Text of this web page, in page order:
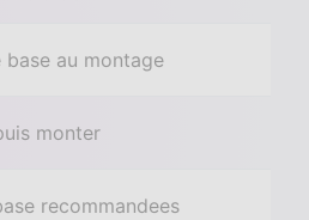
au montage
monter
recommandees